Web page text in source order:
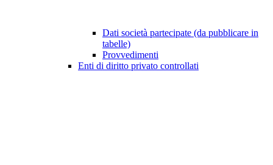
Dati società partecipate (da pubblicare in
tabelle)
Provvedimenti
Enti di diritto privato controllati